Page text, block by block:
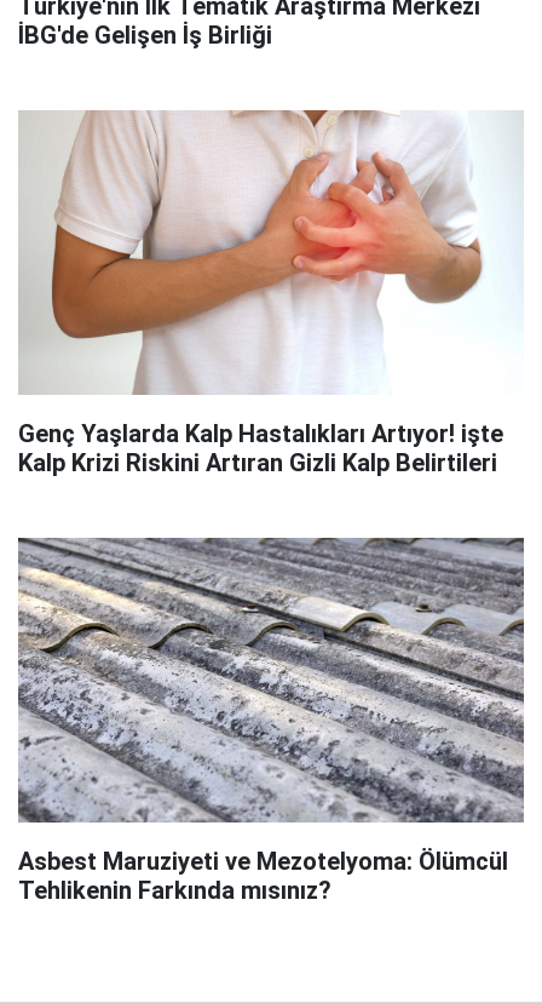
İBG'de Gelişen İş Birliği
Genç Yaşlarda Kalp Hastalıkları Artıyor! işte
Kalp Krizi Riskini Artıran Gizli Kalp Belirtileri
Asbest Maruziyeti ve Mezotelyoma: Ölümcül
Tehlikenin Farkında mısınız?